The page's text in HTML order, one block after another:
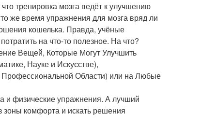
тренировка мозга ведёт к улучшению
же время упражнения для мозга вряд ли
кошелька. Правда, учёные
на что-то полезное. На что?
Вещей, Которые Могут Улучшить
Науке и Искусстве),
Области) или на Любые
и физические упражнения. А лучший
зоны комфорта и искать решения